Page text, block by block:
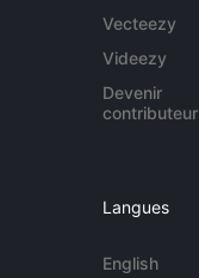
Vecteezy
Videezy
Devenir
contributeur
Langues
English